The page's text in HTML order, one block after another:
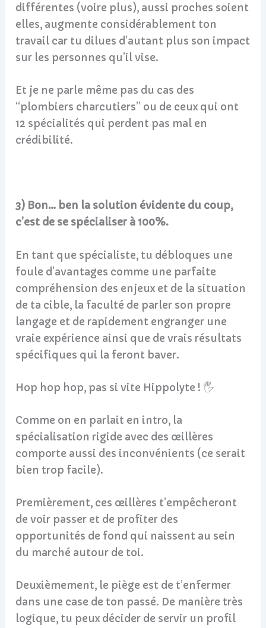
différentes (voire plus), aussi proches soient
elles, augmente considérablement ton
travail car tu dilues d’autant plus son impact
sur les personnes qu’il vise.
Et je ne parle même pas du cas des
“plombiers charcutiers” ou de ceux qui ont
12 spécialités qui perdent pas mal en
crédibilité.
3) Bon… ben la solution évidente du coup,
c’est de se spécialiser à 100%.
En tant que spécialiste, tu débloques une
foule d’avantages comme une parfaite
compréhension des enjeux et de la situation
de ta cible, la faculté de parler son propre
langage et de rapidement engranger une
vraie expérience ainsi que de vrais résultats
spécifiques qui la feront baver.
Hop hop hop, pas si vite Hippolyte ! 🖐️
Comme on en parlait en intro, la
spécialisation rigide avec des œillères
comporte aussi des inconvénients (ce serait
bien trop facile).
Premièrement, ces œillères t’empêcheront
de voir passer et de profiter des
opportunités de fond qui naissent au sein
du marché autour de toi.
Deuxièmement, le piège est de t’enfermer
dans une case de ton passé. De manière très
logique, tu peux décider de servir un profil